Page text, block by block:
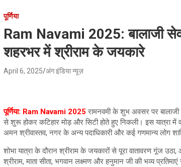
पूर्णिया
Ram Navami 2025: बालाजी सेवा
शहरभर में श्रीराम के जयकारे
April 6, 2025 अंग इंडिया न्यूज़
पूर्णिया: Ram Navami 2025 रामनवमी के शुभ अवसर पर बालाजी
से शुरू होकर कटिहार मोड़ और सिटी होते हुए निकली। इस यात्रा में
अमन श्रीवास्तव, नगर के अन्य पदाधिकारी और कई गणमान्य लोग
शोभा यात्रा के दौरान श्रीराम के जयकारों से पूरा वातावरण गूंज
श्रीराम, माता सीता, भगवान लक्ष्मण और हनुमान जी की भव्य